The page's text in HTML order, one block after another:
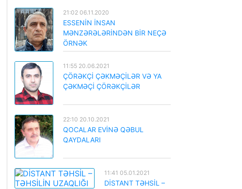
21:02 06.11.2020
ESSENİN İNSAN
MƏNZƏRƏLƏRİNDƏN BİR NEÇƏ
ÖRNƏK
11:55 20.06.2021
ÇÖRƏKÇİ ÇƏKMƏÇİLƏR VƏ YA
ÇƏKMƏÇİ ÇÖRƏKÇİLƏR
22:10 20.10.2021
QOCALAR EVİNƏ QƏBUL
QAYDALARI
11:41 05.01.2021
DİSTANT TƏHSİL –